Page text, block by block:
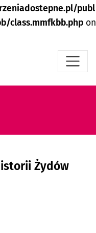
publ
class.mmfkbb.php on
Żydów